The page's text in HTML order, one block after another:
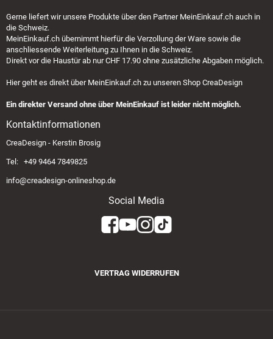
Gerne liefert wir unsere Produkte über den Partner MeinEinkauf.ch auch in
die Schweiz.
MeinEinkauf.ch übernimmt hierfür die Verzollung der Ware sowie die
anschliessende Weiterleitung zu Ihnen in die Schweiz.
Direkt vor die Haustür ab nur CHF 17.90 ohne zusätzliche Abgaben möglich.
Hier geht es direkt über MeinEinkauf.ch zu unseren Shop CreaDesign
Ein direkter Versand ohne über MeinEinkauf ist leider nicht möglich.
Kontaktinformationen
CreaDesign - Kerstin Brosig
Tel: +49 9464 7849825
info@creadesign-onlineshop.de
Social Media
VERTRAG WIDERRUFEN